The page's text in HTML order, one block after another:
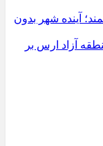
آینده شهر بدون
آزاد ارس بر